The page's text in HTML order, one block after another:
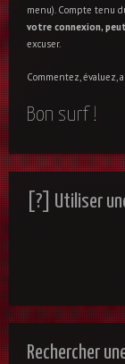
menu). Compte tenu
votre connexion,
excuser.
Commentez, évaluez,
Bon surf !
[?] Utiliser
Rechercher